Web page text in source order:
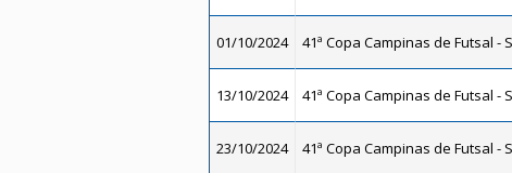
01/10/2024 41ª Copa Campinas de Futsal -
13/10/2024 41ª Copa Campinas de Futsal -
23/10/2024 41ª Copa Campinas de Futsal -